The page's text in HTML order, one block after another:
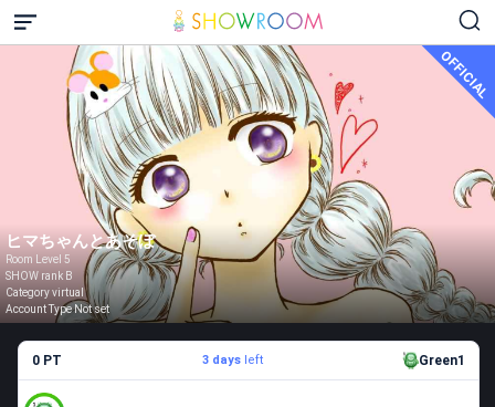
OFFICIAL
ヒマちゃんとあそぼ
Room Level 5
SHOW rank B
Category virtual
Account Type Not set
0 PT 3 daysleft Green1